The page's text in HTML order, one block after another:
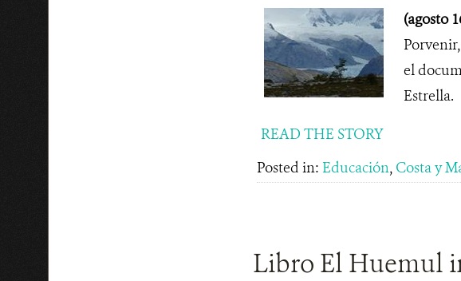
(agosto
el
Estrella.
READ THE STORY
Posted in: Educación, Costa y
Libro El Huemul